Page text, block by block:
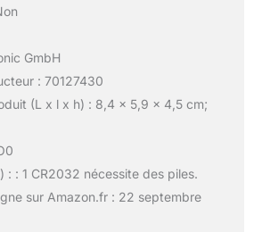
GmbH
: 70127430
(L x l x h) : 8,4 x 5,9 x 4,5 cm;
: : 1 CR2032 nécessite des piles.
sur Amazon.fr : 22 septembre